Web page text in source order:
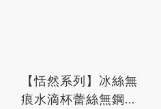
【恬然系列】冰絲無
痕水滴杯蕾絲無鋼圈